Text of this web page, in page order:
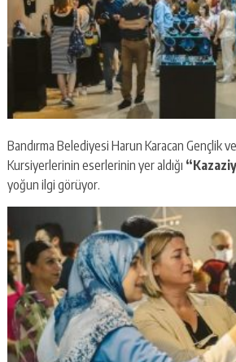
Bandırma Belediyesi Harun Karacan Gençlik
Kursiyerlerinin eserlerinin yer aldığı
yoğun ilgi görüyor.